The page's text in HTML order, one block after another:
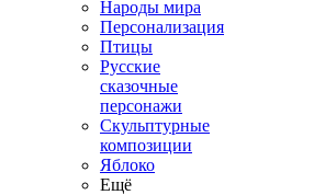
Народы мира
Персонализация
Птицы
Русские
сказочные
персонажи
Скульптурные
композиции
Яблоко
Ещё